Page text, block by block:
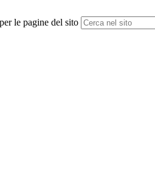
le pagine del sito